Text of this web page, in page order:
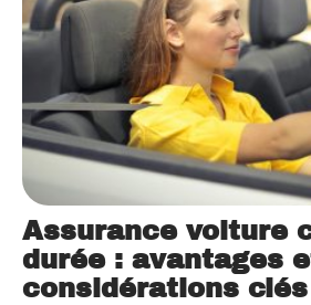
Assurance voiture
durée : avantages
considérations